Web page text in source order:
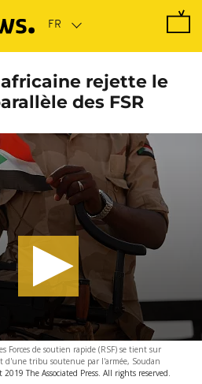
africaine rejette le
des FSR
Forces de soutien rapide (RSF) se tient sur
d'une tribu soutenue par l'armée, Soudan
2019 The Associated Press. All rights reserved.